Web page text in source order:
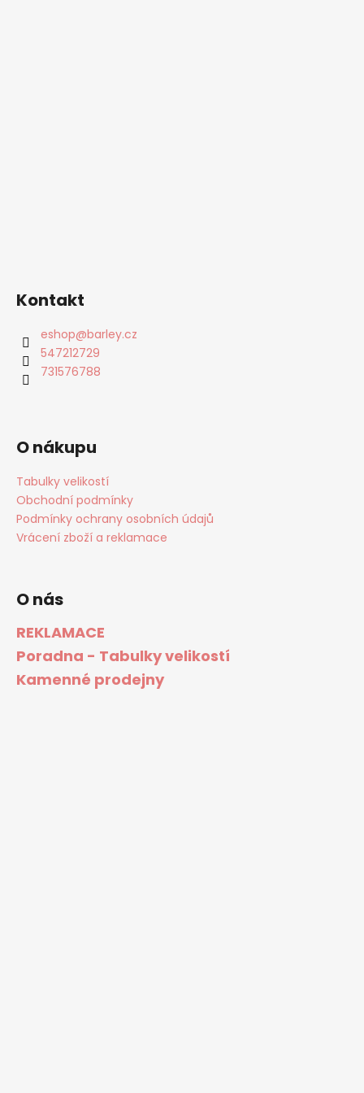
Kontakt
eshop@barley.cz
547212729
731576788
O nákupu
Tabulky velikostí
Obchodní podmínky
Podmínky ochrany osobních údajů
Vrácení zboží a reklamace
O nás
REKLAMACE
Poradna - Tabulky velikostí
Kamenné prodejny